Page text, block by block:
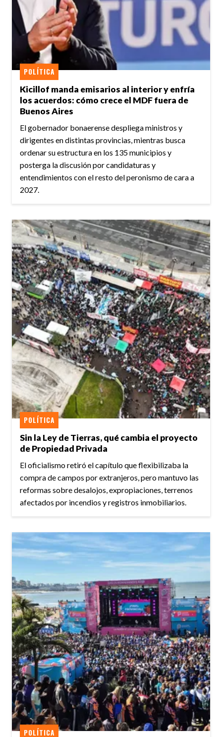
Kicillof manda emisarios al interior y enfría
los acuerdos: cómo crece el MDF fuera de
Buenos Aires
POLÍTICA
El gobernador bonaerense despliega ministros y
dirigentes en distintas provincias, mientras busca
ordenar su estructura en los 135 municipios y
posterga la discusión por candidaturas y
entendimientos con el resto del peronismo de cara a
2027.
Sin la Ley de Tierras, qué cambia el proyecto
de Propiedad Privada
POLÍTICA
El oficialismo retiró el capítulo que flexibilizaba la
compra de campos por extranjeros, pero mantuvo las
reformas sobre desalojos, expropiaciones, terrenos
afectados por incendios y registros inmobiliarios.
POLÍTICA